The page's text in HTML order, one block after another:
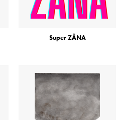
Super ZÂNA